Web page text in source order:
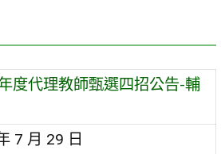
度代理教師甄選四招公告-輔
7 月 29 日